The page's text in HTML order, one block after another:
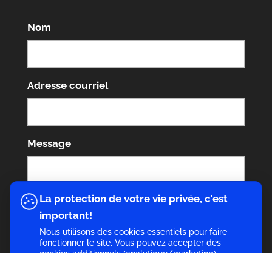
Nom
Adresse courriel
Message
La protection de votre vie privée, c'est
important!
Nous utilisons des cookies essentiels pour faire
fonctionner le site. Vous pouvez accepter des